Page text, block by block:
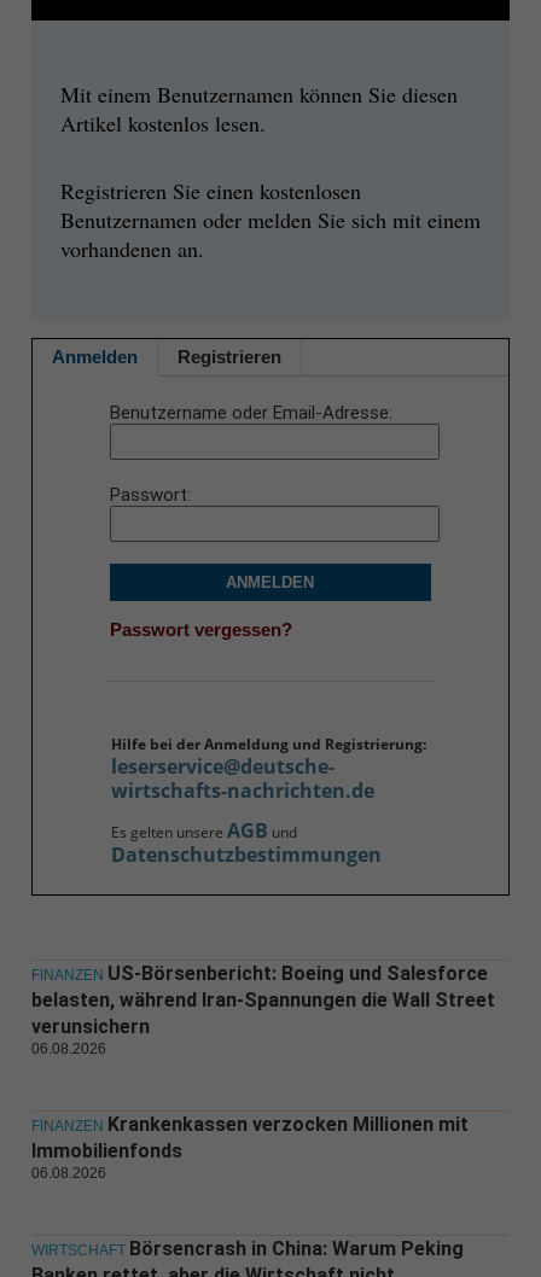
Mit einem Benutzernamen können Sie diesen
Artikel kostenlos lesen.
Registrieren Sie einen kostenlosen
Benutzernamen oder melden Sie sich mit einem
vorhandenen an.
Anmelden Registrieren
Benutzername oder Email-Adresse
Passwort
ANMELDEN
Passwort vergessen?
Hilfe bei der Anmeldung und Registrierung:
leserservice@deutsche-
wirtschafts-nachrichten.de
Es gelten unsere AGB und
Datenschutzbestimmungen
FINANZEN US-Börsenbericht: Boeing und Salesforce
belasten, während Iran-Spannungen die Wall Street
verunsichern
06.08.2026
FINANZEN Krankenkassen verzocken Millionen mit
Immobilienfonds
06.08.2026
WIRTSCHAFT Börsencrash in China: Warum Peking